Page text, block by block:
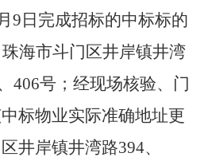
月 9 日完成招标的中标标的
珠海市斗门区井岸镇井湾
406号；经现场核验、门
标物业实际准确地址更
井岸镇井湾路394、